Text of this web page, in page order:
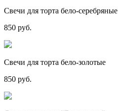
Свечи для торта бело-серебряные
850 руб.
Свечи для торта бело-золотые
850 руб.